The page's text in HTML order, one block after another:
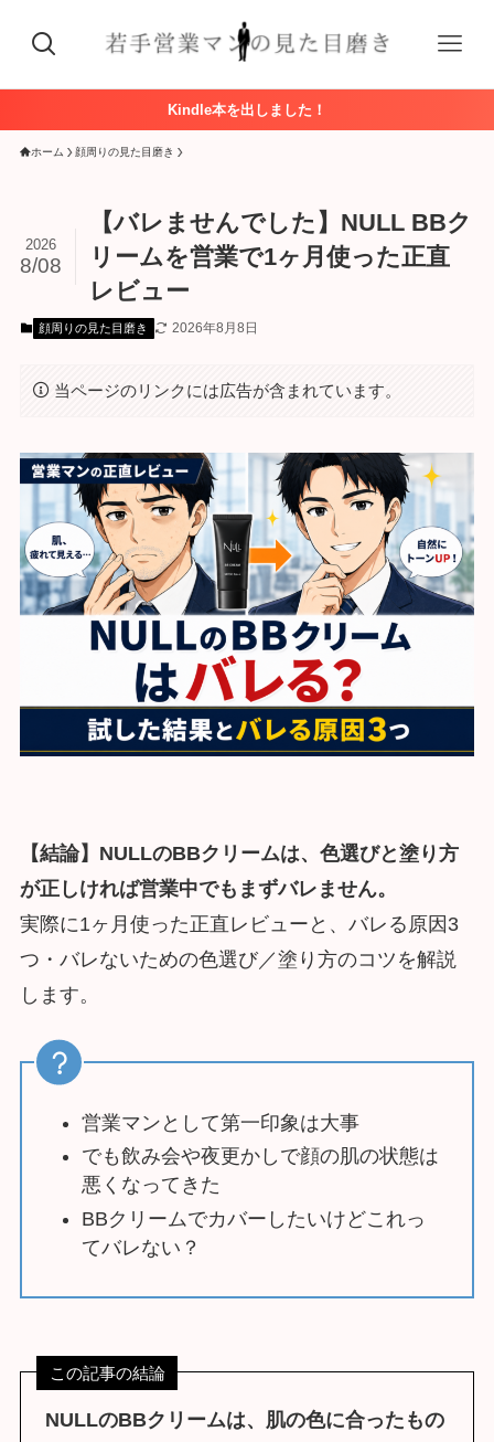
Kindle本を出しました！
ホーム 顔周りの見た目磨き
【バレませんでした】NULL BBク
リームを営業で1ヶ月使った正直
レビュー
2026
8/08
顔周りの見た目磨き 2026年8月8日
当ページのリンクには広告が含まれています。
【結論】NULLのBBクリームは、色選びと塗り方
が正しければ営業中でもまずバレません。
実際に1ヶ月使った正直レビューと、バレる原因3
つ・バレないための色選び／塗り方のコツを解説
します。
営業マンとして第一印象は大事
でも飲み会や夜更かしで顔の肌の状態は
悪くなってきた
BBクリームでカバーしたいけどこれっ
てバレない？
この記事の結論
NULLのBBクリームは、肌の色に合ったもの